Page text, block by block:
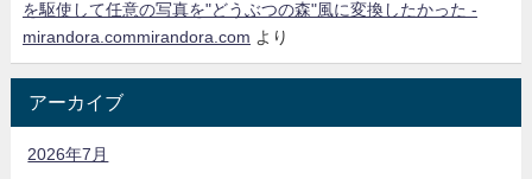
を駆使して任意の写真を"どうぶつの森"風に変換したかった -
mirandora.commirandora.com より
アーカイブ
2026年7月